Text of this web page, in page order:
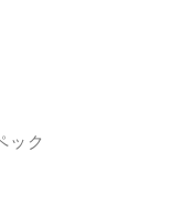
ック